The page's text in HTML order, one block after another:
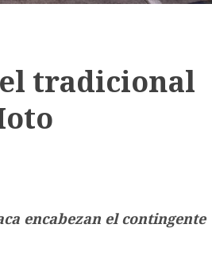
el tradicional
encabezan el contingente